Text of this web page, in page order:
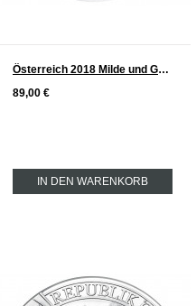
Österreich 2018 Milde und Gottvertrauen Serie: Maria Theresia Silber 20 €
89,00 €
IN DEN WARENKORB